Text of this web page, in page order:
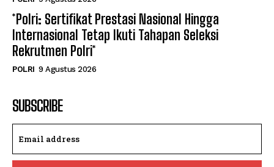
*Polri: Sertifikat Prestasi Nasional Hingga
Internasional Tetap Ikuti Tahapan Seleksi
Rekrutmen Polri*
POLRI 9 Agustus 2026
SUBSCRIBE